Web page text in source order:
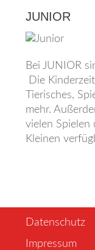
JUNIOR
Bei JUNIOR
Die
Tierisches,
mehr.
vielen Spielen
Kleinen
Datenschutz
Impressum